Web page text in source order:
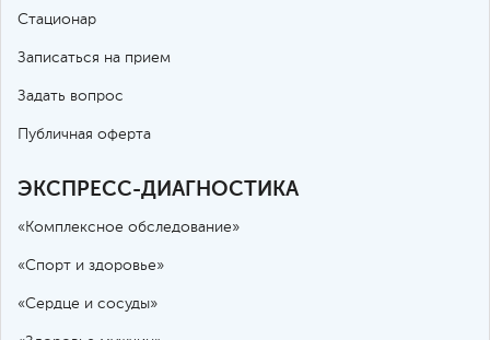
Стационар
Записаться на прием
Задать вопрос
Публичная оферта
ЭКСПРЕСС-ДИАГНОСТИКА
«Комплексное обследование»
«Спорт и здоровье»
«Сердце и сосуды»